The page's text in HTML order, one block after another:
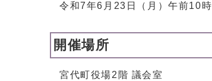
令和7年6月23日（月）午前10時
開催場所
宮代町役場2階 議会室